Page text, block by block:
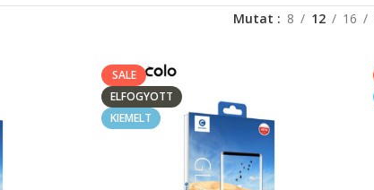
Mutat 8 12 16
SALE
ELFOGYOTT
KIEMELT